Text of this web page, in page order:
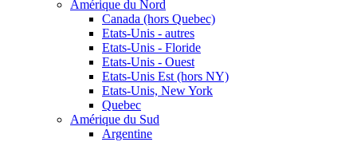
Amérique du Nord
Canada (hors Quebec)
Etats-Unis - autres
Etats-Unis - Floride
Etats-Unis - Ouest
Etats-Unis Est (hors NY)
Etats-Unis, New York
Quebec
Amérique du Sud
Argentine